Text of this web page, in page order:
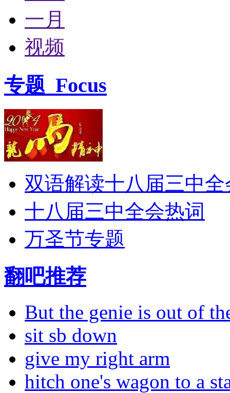
一月
视频
专题 Focus
双语解读十八届三中全
十八届三中全会热词
万圣节专题
翻吧推荐
But the genie is out of
sit sb down
give my right arm
hitch one's wagon to a